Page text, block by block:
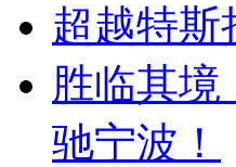
超越特斯
胜临其
驰宁波！